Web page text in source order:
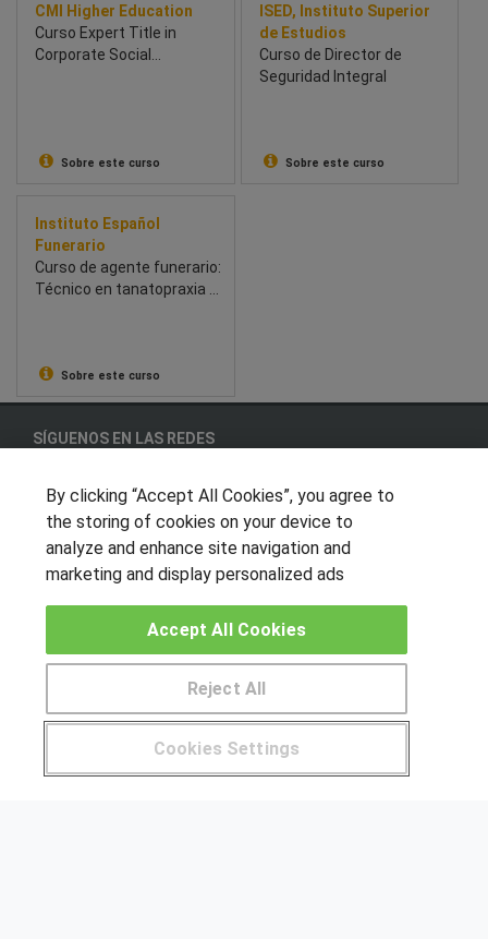
CMI Higher Education
Curso Expert Title in
Corporate Social
Sobre este curso
ISED, Instituto Superior
de Estudios
Curso de Director de
Seguridad Integral
Sobre este curso
Instituto Español
Funerario
Curso de agente funerario:
Técnico en tanatopraxia y
Sobre este curso
Pide más información al centro
¿Tienes alguna duda? 900 264 357
SÍGUENOS EN LAS REDES
OTROS GRUPOS DE INTERES
Muro de los idiomas
CENTROS DE FORMACIÓN
Publicar cursos
By clicking “Accept All Cookies”, you agree to
the storing of cookies on your device to
analyze and enhance site navigation and
marketing and display personalized ads
Cookies Settings
Reject All
Accept All Cookies